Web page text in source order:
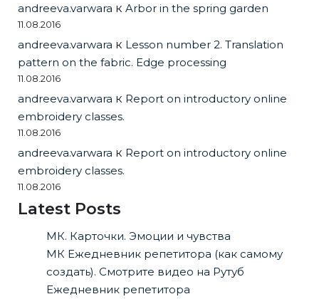
andreeva.varwara к Arbor in the spring garden
11.08.2016
andreeva.varwara к Lesson number 2. Translation
pattern on the fabric. Edge processing
11.08.2016
andreeva.varwara к Report on introductory online
embroidery classes.
11.08.2016
andreeva.varwara к Report on introductory online
embroidery classes.
11.08.2016
Latest Posts
МК. Карточки. Эмоции и чувства
МК Ежедневник репетитора (как самому
создать). Смотрите видео на Рутуб
Ежедневник репетитора